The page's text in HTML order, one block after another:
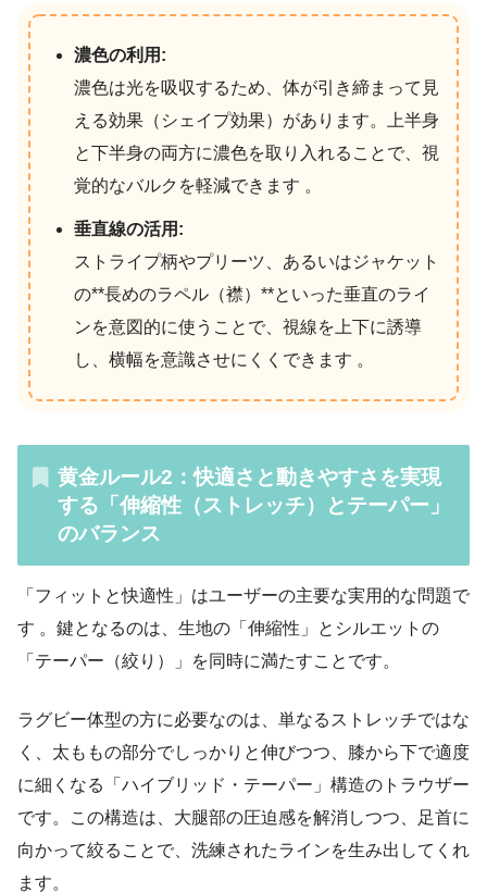
濃色の利用:
濃色は光を吸収するため、体が引き締まって見
える効果（シェイプ効果）があります。上半身
と下半身の両方に濃色を取り入れることで、視
覚的なバルクを軽減できます 。
垂直線の活用:
ストライプ柄やプリーツ、あるいはジャケット
の**長めのラペル（襟）**といった垂直のライ
ンを意図的に使うことで、視線を上下に誘導
し、横幅を意識させにくくできます 。
黄金ルール2：快適さと動きやすさを実現
する「伸縮性（ストレッチ）とテーパー」
のバランス
「フィットと快適性」はユーザーの主要な実用的な問題で
す 。鍵となるのは、生地の「伸縮性」とシルエットの
「テーパー（絞り）」を同時に満たすことです。
ラグビー体型の方に必要なのは、単なるストレッチではな
く、太ももの部分でしっかりと伸びつつ、膝から下で適度
に細くなる「ハイブリッド・テーパー」構造のトラウザー
です。この構造は、大腿部の圧迫感を解消しつつ、足首に
向かって絞ることで、洗練されたラインを生み出してくれ
ます。